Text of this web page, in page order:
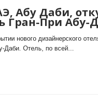
Абу Даби,
Гран-При Абу-
нового дизайнерского
Даби. Отель, по всей...